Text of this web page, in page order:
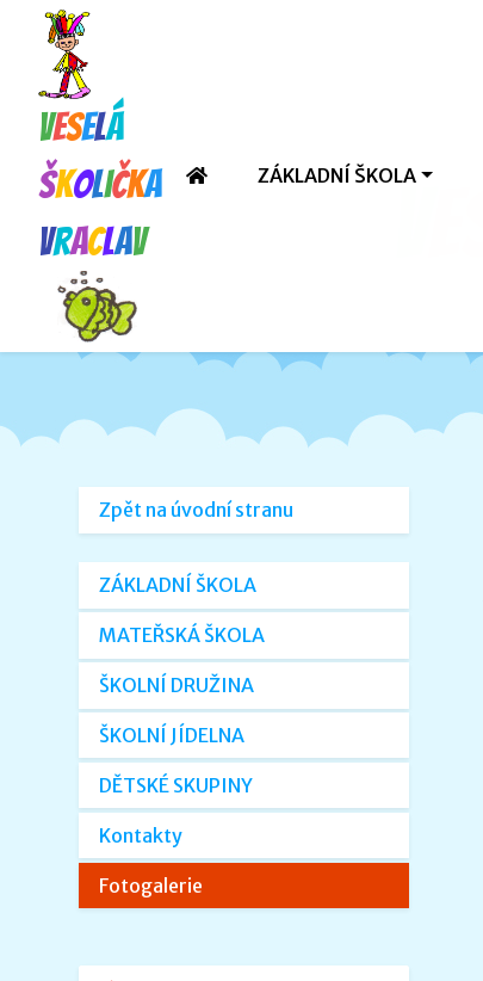
Veselá
školička
Vraclav
ZÁKLADNÍ ŠKOLA
Zpět na úvodní stranu
ZÁKLADNÍ ŠKOLA
MATEŘSKÁ ŠKOLA
ŠKOLNÍ DRUŽINA
ŠKOLNÍ JÍDELNA
DĚTSKÉ SKUPINY
Kontakty
Fotogalerie